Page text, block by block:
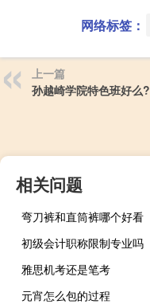
网络标签：
上一篇
孙越崎学院特色班好么
相关问题
弯刀裤和直筒裤哪个好看
初级会计职称限制专业吗
雅思机考还是笔考
元宵怎么包的过程